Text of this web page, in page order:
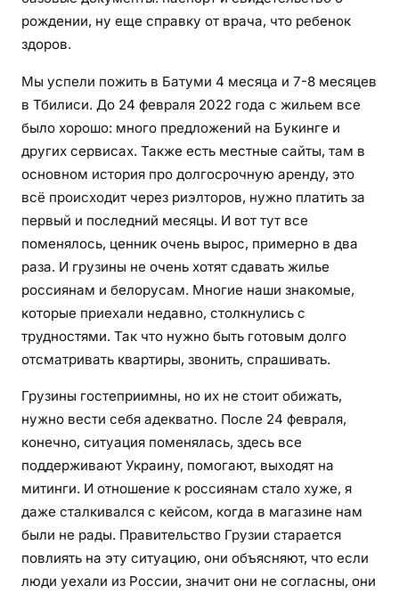
рождении, ну еще справку от врача, что ребенок
здоров.
Мы успели пожить в Батуми 4 месяца и 7-8 месяцев
в Тбилиси. До 24 февраля 2022 года с жильем все
было хорошо: много предложений на Букинге и
других сервисах. Также есть местные сайты, там в
основном история про долгосрочную аренду, это
всё происходит через риэлторов, нужно платить за
первый и последний месяцы. И вот тут все
поменялось, ценник очень вырос, примерно в два
раза. И грузины не очень хотят сдавать жилье
россиянам и белорусам. Многие наши знакомые,
которые приехали недавно, столкнулись с
трудностями. Так что нужно быть готовым долго
отсматривать квартиры, звонить, спрашивать.
Грузины гостеприимны, но их не стоит обижать,
нужно вести себя адекватно. После 24 февраля,
конечно, ситуация поменялась, здесь все
поддерживают Украину, помогают, выходят на
митинги. И отношение к россиянам стало хуже, я
даже сталкивался с кейсом, когда в магазине нам
были не рады. Правительство Грузии старается
повлиять на эту ситуацию, они объясняют, что если
люди уехали из России, значит они не согласны, они